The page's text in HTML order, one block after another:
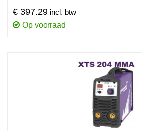
€ 397.29 incl. btw
Op voorraad